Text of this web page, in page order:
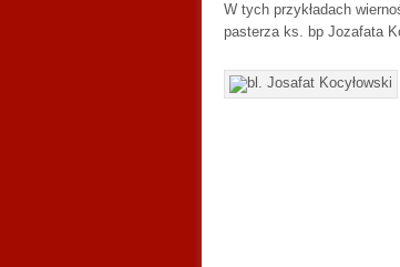
W tych przykładach
pasterza ks. bp Jozafata